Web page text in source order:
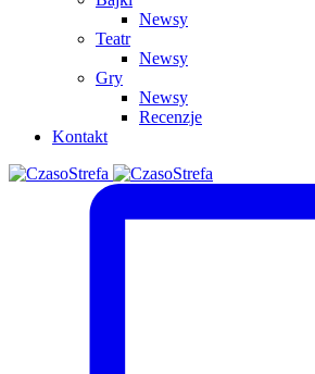
Newsy
Teatr
Newsy
Gry
Newsy
Recenzje
Kontakt